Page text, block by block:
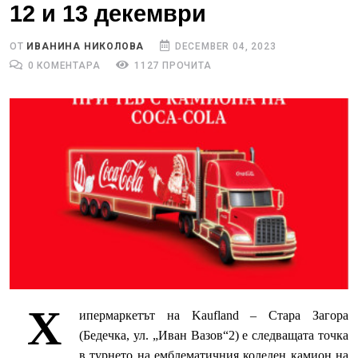
12 и 13 декември
ОТ ИВАНИНА НИКОЛОВА
DECEMBER 04, 2023
0 КОМЕНТАРА
1127 ПРОЧИТА
Х ипермаркетът на Kaufland
– Стара Загора
(Бедечка, ул. „Иван Вазов“2) е следващата точка
в турнето на емблематичния коледен камион на